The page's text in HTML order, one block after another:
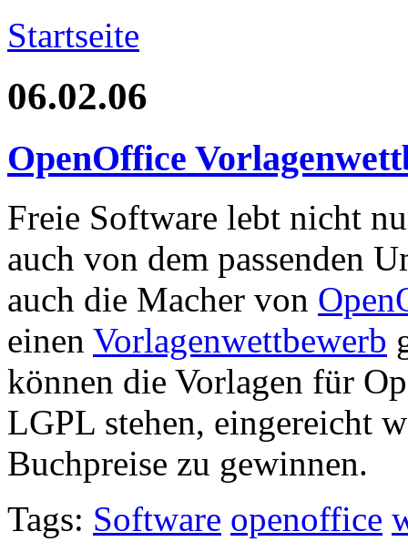
Startseite
06.02.06
OpenOffice
Freie Software lebt nicht
auch von dem passenden
auch die Macher von
einen Vorlagenwettbewerb
können die Vorlagen für
LGPL stehen, eingereicht
Buchpreise zu gewinnen.
Tags: Software openoffice